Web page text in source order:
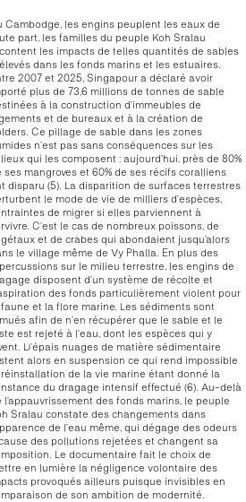
Cambodge, les engins peuplent les eaux de
part, les familles du peuple Koh Sralau
les impacts de telles quantités de sables
dans les fonds marins et les estuaires.
2007 et 2025, Singapour a déclaré avoir
plus de 73,6 millions de tonnes de sable
à la construction d’immeubles de
et de bureaux et à la création de
Ce pillage de sable dans les zones
n’est pas sans conséquences sur les
qui les composent : aujourd’hui, près de 80%
ses mangroves et 60% de ses récifs coralliens
disparu (5). La disparition de surfaces terrestres
le mode de vie de milliers d’espèces,
de migrer si elles parviennent à
C’est le cas de nombreux poissons, de
et de crabes qui abondaient jusqu’alors
le village même de Vy Phalla. En plus des
sur le milieu terrestre, les engins de
disposent d’un système de récolte et
des fonds particulièrement violent pour
et la flore marine. Les sédiments sont
afin de n’en récupérer que le sable et le
est rejeté à l’eau, dont les espèces qui y
D’épais nuages de matière sédimentaire
alors en suspension ce qui rend impossible
réinstallation de la vie marine étant donné la
du dragage intensif effectué (6). Au-delà
l’appauvrissement des fonds marins, le peuple
Sralau constate des changements dans
de l’eau même, qui dégage des odeurs
des pollutions rejetées et changent sa
Le documentaire fait le choix de
en lumière la négligence volontaire des
provoqués ailleurs puisque invisibles en
de son ambition de modernité.